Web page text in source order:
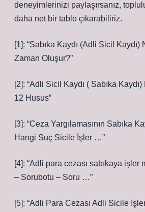
deneyimlerinizi paylaşırsanız,
daha net bir tablo çıkarabiliriz.
[1]: “Sabıka Kaydı (Adli Sicil
Zaman Oluşur?”
[2]: “Adli Sicil Kaydı ( Sabıka
12 Husus”
[3]: “Ceza Yargılamasının Sabıka
Hangi Suç Sicile İşler …”
[4]: “Adli para cezası sabıkaya
– Sorubotu – Soru …”
[5]: “Adli Para Cezası Adli Sicile